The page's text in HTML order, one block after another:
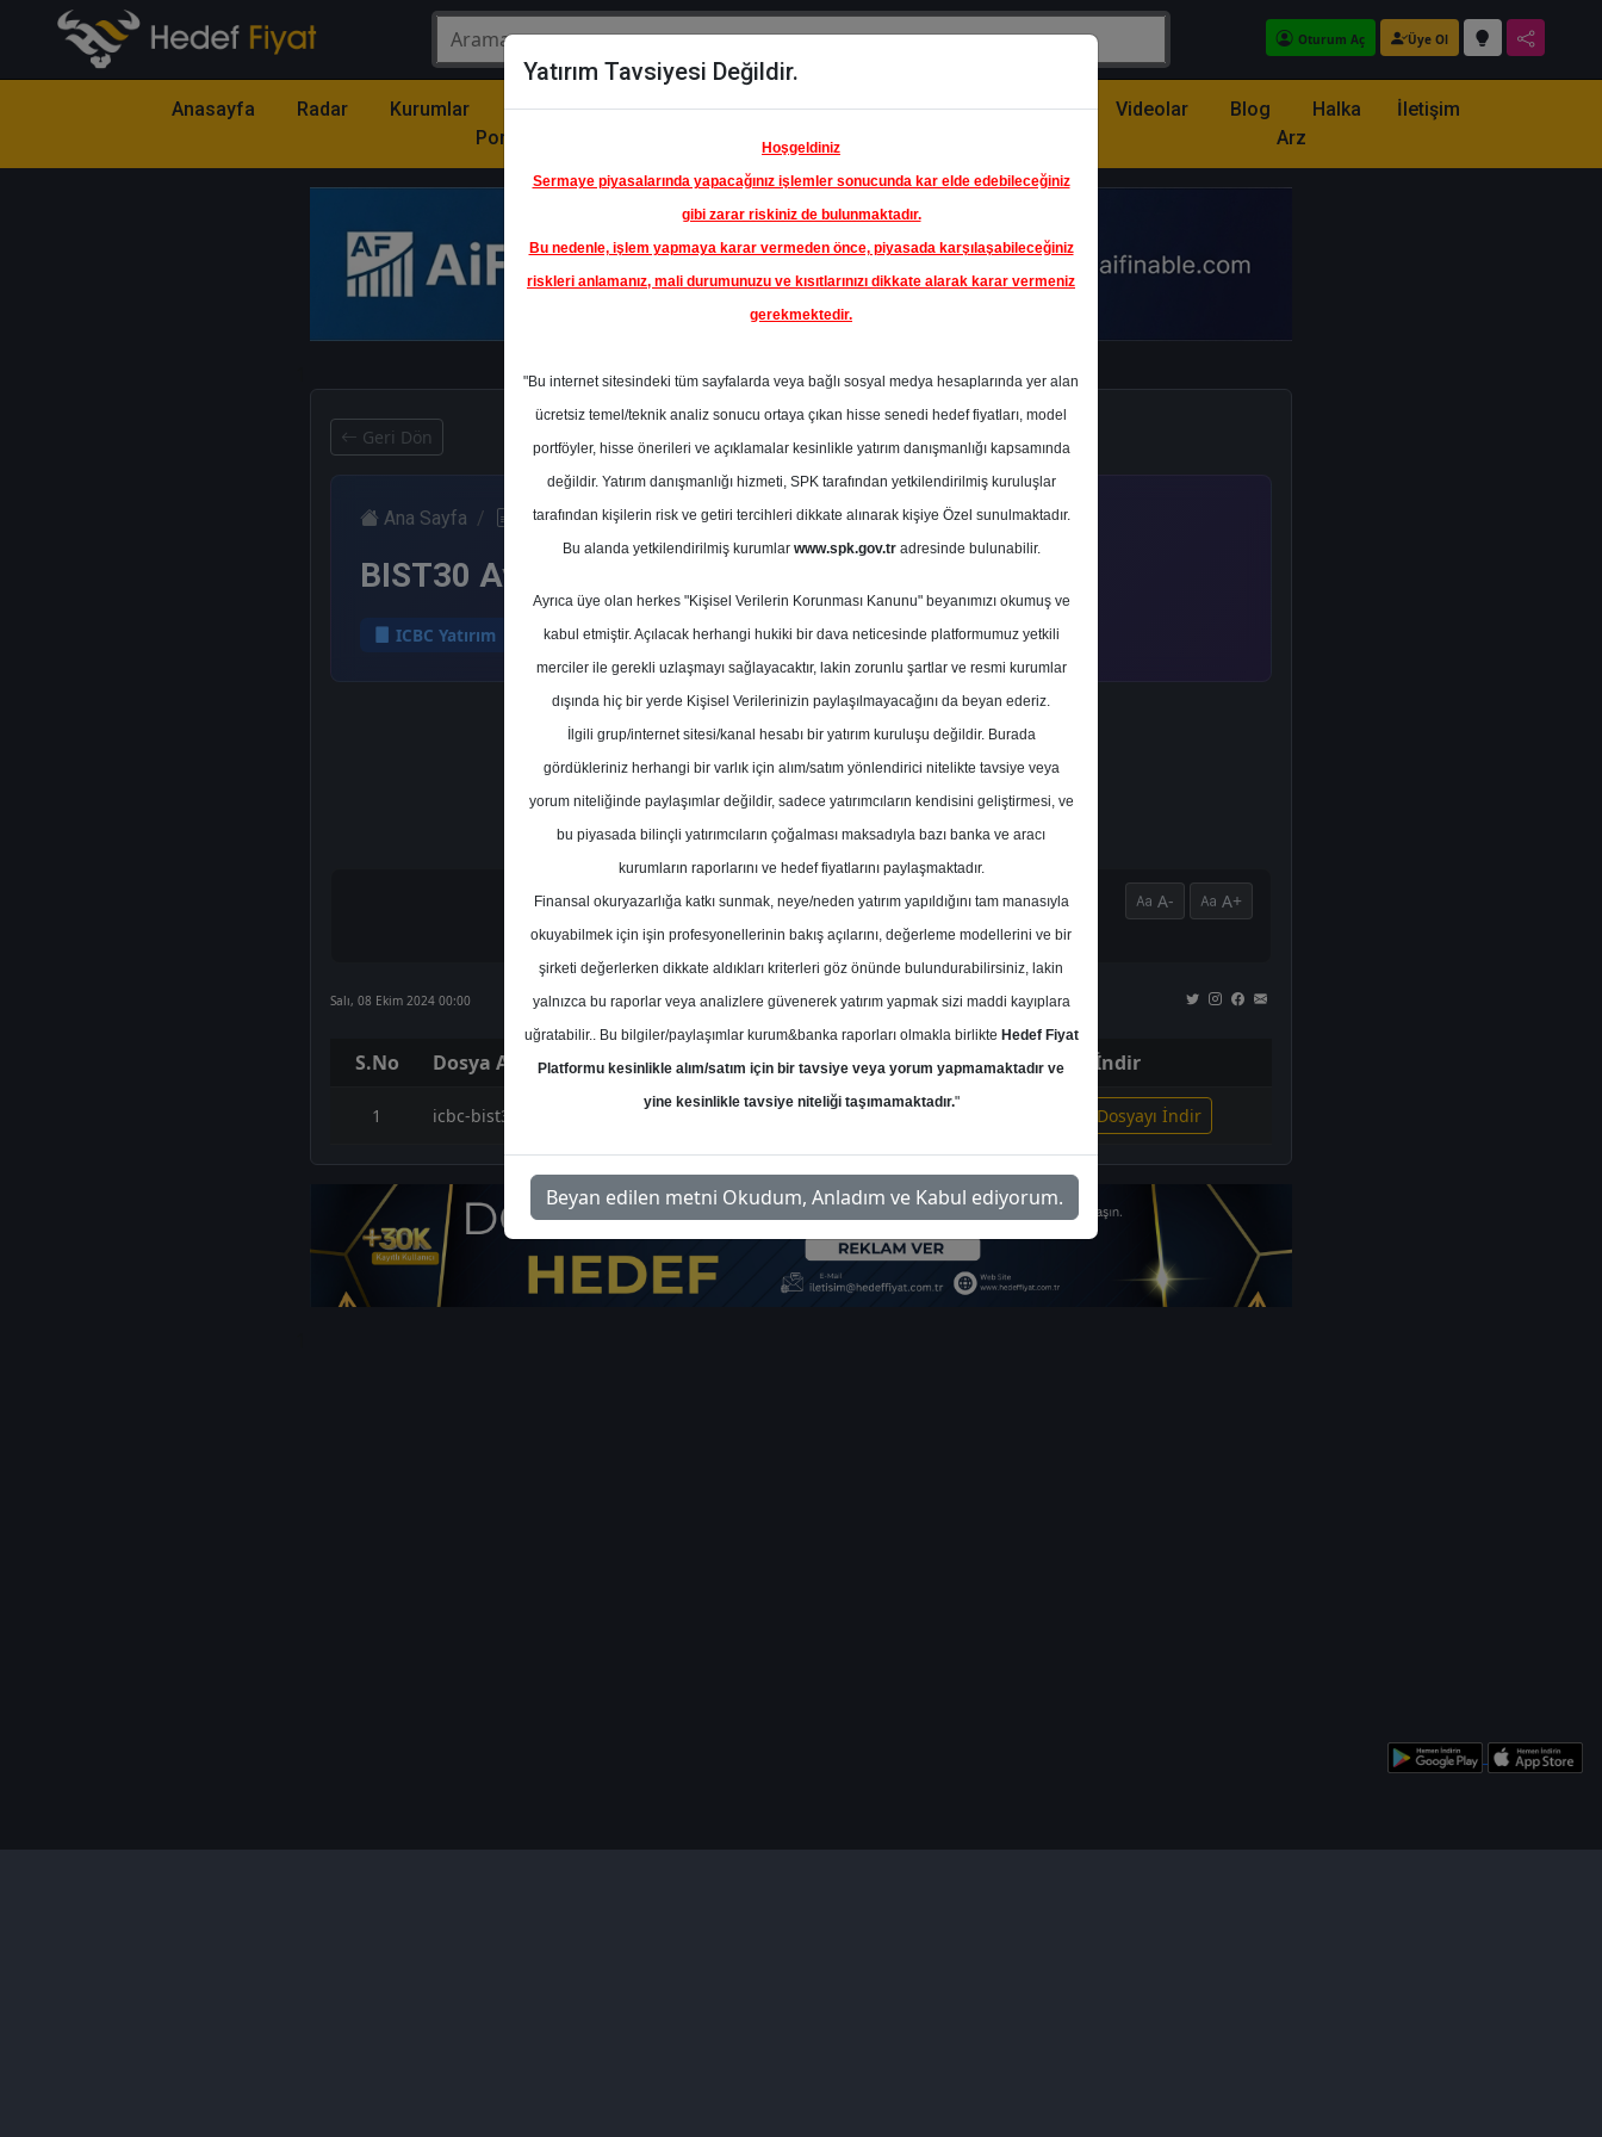
Oturum Aç Üye Ol
Anasayfa Radar Kurumlar
Model
Portföy
Hisse
Öne
Çıkanlar
Raporlar Partnerlerimiz Videolar Blog
Halka
Arz
İletişim
Geri Dön
Ana Sayfa Raporlar ICBC Yatırım Rapor Detay
BIST30 Aylık Yabancı İşlemleri
ICBC Yatırım 08 Ekim 2024
A- A+
Salı, 08 Ekim 2024 00:00
S.No Dosya Adı İndir
1 icbc-bist30-aylik-yabanci-islemleri-4493822 İlgili Dosyayı İndir
Yatırım Tavsiyesi Değildir.
Hoşgeldiniz
Sermaye piyasalarında yapacağınız işlemler sonucunda kar elde edebileceğiniz
gibi zarar riskiniz de bulunmaktadır.
Bu nedenle, işlem yapmaya karar vermeden önce, piyasada karşılaşabileceğiniz
riskleri anlamanız, mali durumunuzu ve kısıtlarınızı dikkate alarak karar vermeniz
gerekmektedir.
"Bu internet sitesindeki tüm sayfalarda veya bağlı sosyal medya hesaplarında yer alan
ücretsiz temel/teknik analiz sonucu ortaya çıkan hisse senedi hedef fiyatları, model
portföyler, hisse önerileri ve açıklamalar kesinlikle yatırım danışmanlığı kapsamında
değildir. Yatırım danışmanlığı hizmeti, SPK tarafından yetkilendirilmiş kuruluşlar
tarafından kişilerin risk ve getiri tercihleri dikkate alınarak kişiye Özel sunulmaktadır.
Bu alanda yetkilendirilmiş kurumlar www.spk.gov.tradresinde bulunabilir.
Ayrıca üye olan herkes "Kişisel Verilerin Korunması Kanunu" beyanımızı okumuş ve
kabul etmiştir. Açılacak herhangi hukiki bir dava neticesinde platformumuz yetkili
merciler ile gerekli uzlaşmayı sağlayacaktır, lakin zorunlu şartlar ve resmi kurumlar
dışında hiç bir yerde Kişisel Verilerinizin paylaşılmayacağını da beyan ederiz.
İlgili grup/internet sitesi/kanal hesabı bir yatırım kuruluşu değildir. Burada
gördükleriniz herhangi bir varlık için alım/satım yönlendirici nitelikte tavsiye veya
yorum niteliğinde paylaşımlar değildir, sadece yatırımcıların kendisini geliştirmesi, ve
bu piyasada bilinçli yatırımcıların çoğalması maksadıyla bazı banka ve aracı
kurumların raporlarını ve hedef fiyatlarını paylaşmaktadır.
Finansal okuryazarlığa katkı sunmak, neye/neden yatırım yapıldığını tam manasıyla
okuyabilmek için işin profesyonellerinin bakış açılarını, değerleme modellerini ve bir
şirketi değerlerken dikkate aldıkları kriterleri göz önünde bulundurabilirsiniz, lakin
yalnızca bu raporlar veya analizlere güvenerek yatırım yapmak sizi maddi kayıplara
uğratabilir.. Bu bilgiler/paylaşımlar kurum&banka raporları olmakla birlikte Hedef Fiyat
Platformu kesinlikle alım/satım için bir tavsiye veya yorum yapmamaktadır ve
yine kesinlikle tavsiye niteliği taşımamaktadır."
Beyan edilen metni Okudum, Anladım ve Kabul ediyorum.